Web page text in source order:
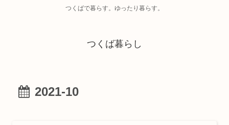
つくばで暮らす。ゆったり暮らす。
つくば暮らし
2021-10